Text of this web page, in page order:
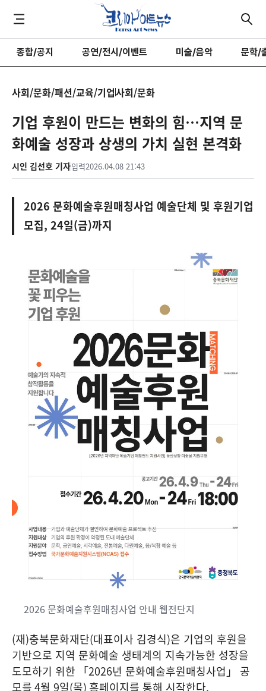
종합/공지 공연/전시/이벤트 미술/음악 문학/
사회/문화/패션/교육/기업사회/문화
기업 후원이 만드는 변화의 힘…지역 문
화예술 성장과 상생의 가치 실현 본격화
시인 김선호 기자입력2026.04.08 21:43
2026 문화예술후원매칭사업 예술단체 및 후원기업
모집, 24일(금)까지
2026 문화예술후원매칭사업 안내 웹전단지
(재)충북문화재단(대표이사 김경식)은 기업의 후원을
기반으로 지역 문화예술 생태계의 지속가능한 성장을
도모하기 위한 「2026년 문화예술후원매칭사업」 공
모를4월 9일(목) 홈페이지를 통해 시작한다.